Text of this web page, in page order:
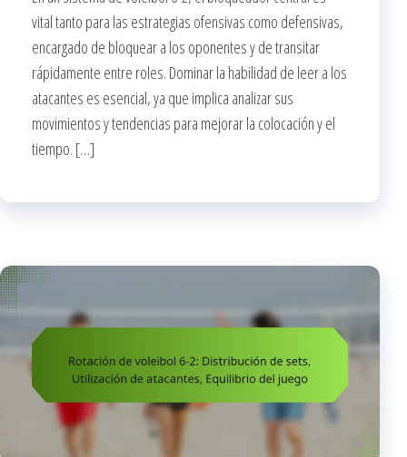
vital tanto para las estrategias ofensivas como defensivas,
encargado de bloquear a los oponentes y de transitar
rápidamente entre roles. Dominar la habilidad de leer a los
atacantes es esencial, ya que implica analizar sus
movimientos y tendencias para mejorar la colocación y el
tiempo. […]